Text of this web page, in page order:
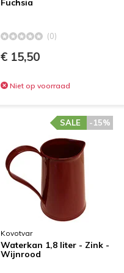
Fuchsia
(0)
€ 15,50
Niet op voorraad
Kovotvar
Waterkan 1,8 liter - Zink -
Wijnrood
-15%
SALE